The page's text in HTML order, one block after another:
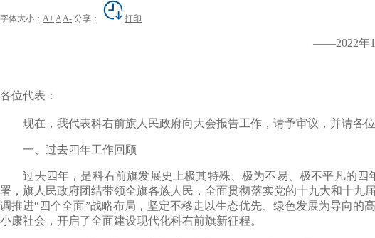
字体大小： A+ AA- 分享： 打印
——2022年1
各位代表：
现在，我代表科右前旗人民政府向大会报告工作，请予审议，并请各
一、过去四年工作回顾
过去四年，是科右前旗发展史上极其特殊、极为不易、极不平凡的四
署，旗人民政府团结带领全旗各族人民，全面贯彻落实党的十九大和十九
调推进“四个全面”战略布局，坚定不移走以生态优先、绿色发展为导向的
小康社会，开启了全面建设现代化科右前旗新征程。